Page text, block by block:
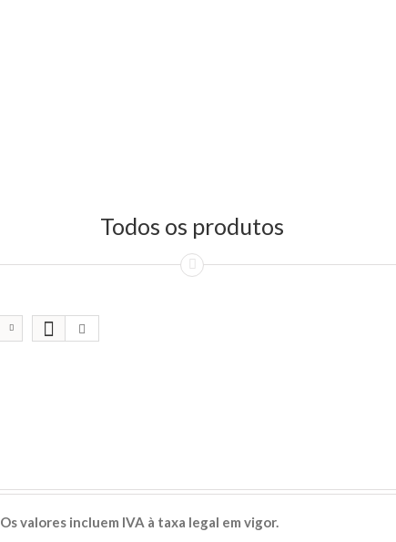
Todos os produtos
Os valores incluem IVA à taxa legal em vigor.